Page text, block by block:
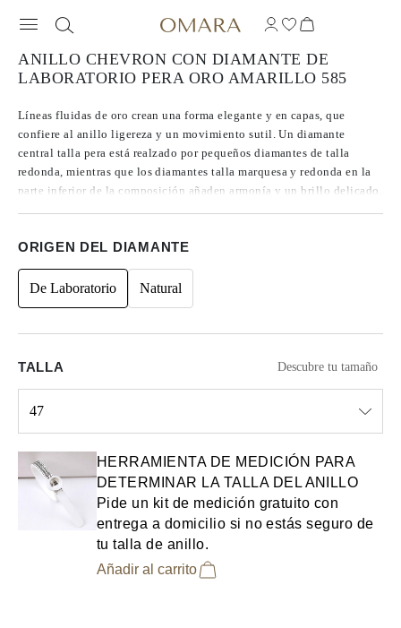
ANILLO CHEVRON CON DIAMANTE DE
LABORATORIO PERA ORO AMARILLO 585
Líneas fluidas de oro crean una forma elegante y en capas, que
confiere al anillo ligereza y un movimiento sutil. Un diamante
central talla pera está realzado por pequeños diamantes de talla
redonda, mientras que los diamantes talla marquesa y redonda en la
parte inferior de la composición añaden armonía y un brillo delicado.
forma romántica y carácter moderno.
ORIGEN DEL DIAMANTE
De Laboratorio Natural
TALLA Descubre tu tamaño
47
HERRAMIENTA DE MEDICIÓN PARA
DETERMINAR LA TALLA DEL ANILLO
Pide un kit de medición gratuito con
entrega a domicilio si no estás seguro de
tu talla de anillo.
Añadir al carrito